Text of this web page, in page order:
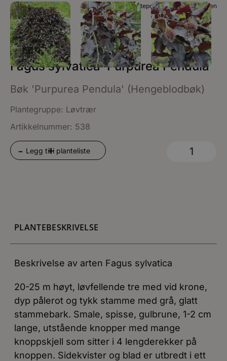
Foto Planteportalen / Planteportalen
Fagus sylvatica ‘Purpurea Pendula’
Bøk 'Purpurea Pendula' (Hengeblodbøk)
Plantegruppe: Løvtrær
Artikkelnummer: 538
- +
Legg til i planteliste
PLANTEBESKRIVELSE
Beskrivelse av arten Fagus sylvatica
20-25 m høyt, løvfellende tre med vid krone,
dyp pålerot og tykk stamme med grå, glatt
stammebark. Smale, spisse, gulbrune, 1-2 cm
lange, utstående knopper med mange
knoppskjell som sitter i 4 lengderekker på
knoppen. Sidekvister og blad er utbredt i ett